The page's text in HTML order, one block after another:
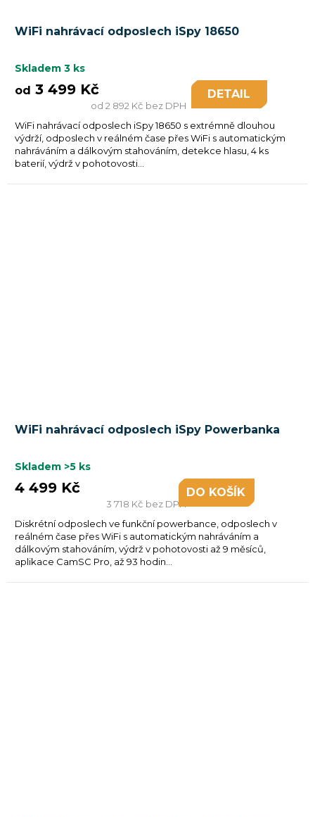
WiFi nahrávací odposlech iSpy 18650
Skladem 3 ks
od 2 892 Kč bez DPH
od 3 499 Kč DETAIL
WiFi nahrávací odposlech iSpy 18650 s extrémně dlouhou
výdrží, odposlech v reálném čase přes WiFi s automatickým
nahráváním a dálkovým stahováním, detekce hlasu, 4 ks
baterií, výdrž v pohotovosti...
WiFi nahrávací odposlech iSpy Powerbanka
hodnocení
je
5,0
hvězdiček.
Skladem >5 ks
3 718 Kč bez DPH
4 499 Kč DO KOŠÍKU
Diskrétní odposlech ve funkční powerbance, odposlech v
reálném čase přes WiFi s automatickým nahráváním a
dálkovým stahováním, výdrž v pohotovosti až 9 měsíců,
aplikace CamSC Pro, až 93 hodin...